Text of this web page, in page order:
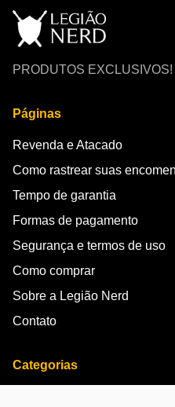
PRODUTOS EXCLUSIVOS!
Páginas
Revenda e Atacado
Como rastrear suas
Tempo de garantia
Formas de pagamento
Segurança e termos de uso
Como comprar
Sobre a Legião Nerd
Contato
Categorias